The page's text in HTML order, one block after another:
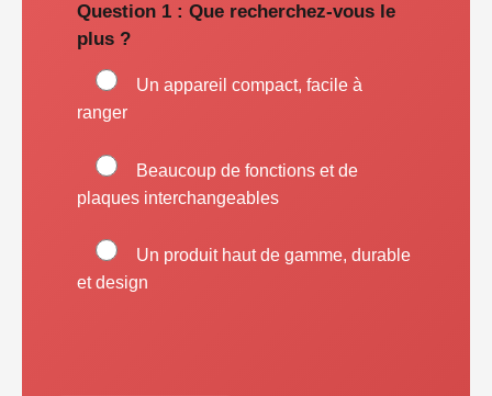
Question 1 : Que recherchez-vous le
plus ?
Un appareil compact, facile à
ranger
Beaucoup de fonctions et de
plaques interchangeables
Un produit haut de gamme, durable
et design